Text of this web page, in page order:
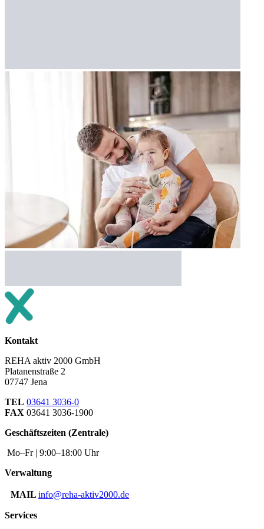
Kontakt
REHA aktiv 2000 GmbH
Platanenstraße 2
07747 Jena
TEL 03641 3036-0
FAX 03641 3036-1900
Geschäftszeiten (Zentrale)
Mo–Fr | 9:00–18:00 Uhr
Verwaltung
MAIL info@reha-aktiv2000.de
Services